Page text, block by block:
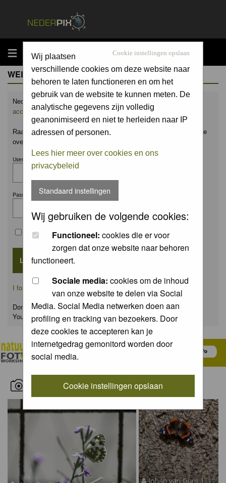
MENU Cookie instellingen opslaan
Wij plaatsen
verschillende cookies om deze website naar
behoren te laten functioneren en om het
gebruik van de website te kunnen meten. De
analytische gegevens zijn volledig
geanonimiseerd en niet te herleiden naar IP
adressen of personen.
Lees hier meer over cookies en ons
privacybeleid
Standaard instellingen
Wij gebruiken de volgende cookies:
Functioneel: cookies die er voor
zorgen dat onze website naar behoren
functioneert.
Sociale media: cookies om de inhoud
van onze website te delen via Social
Media. Social Media netwerken doen aan
profiling en tracking van bezoekers. Door
deze cookies te accepteren kan je
internetgedrag gemonitord worden door
social media.
Cookie instellingen opslaan
WELCOME GUEST
Nederpix.nl is hét platform voor de natuurfotograaf.
account aanen upload ook jouw mooiste foto's.
Raak geïnspireerd door het werk van anderen en leer en praat mee
over alles wat bij natuurfotografie komt kijken!
Username:
Password:
Remember me
I forgot my password
Don't have an account yet?
You canregisterfor FREE
RECENT NATURE PICTURES
Johan van Gurp |